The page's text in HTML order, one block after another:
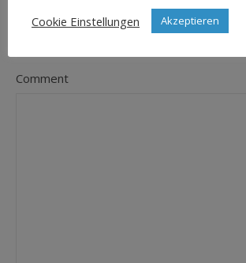
Comment
Cookie Einstellungen
Akzeptieren